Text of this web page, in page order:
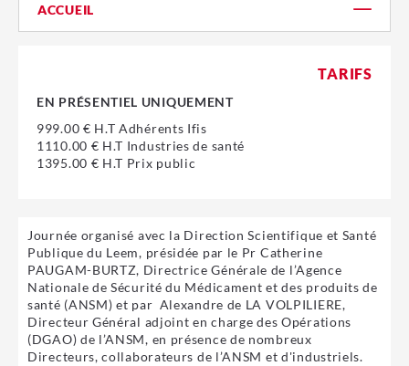
ACCUEIL
Journée organisé avec la Direction Scientifique et Santé
Publique du Leem, présidée par le Pr Catherine
PAUGAM-BURTZ, Directrice Générale de l’Agence
Nationale de Sécurité du Médicament et des produits de
santé (ANSM) et par Alexandre de LA VOLPILIERE,
Directeur Général adjoint en charge des Opérations
(DGAO) de l’ANSM, en présence de nombreux
Directeurs, collaborateurs de l’ANSM et d'industriels.
TARIFS
EN PRÉSENTIEL UNIQUEMENT
999.00 € H.T Adhérents Ifis
1110.00 € H.T Industries de santé
1395.00 € H.T Prix public